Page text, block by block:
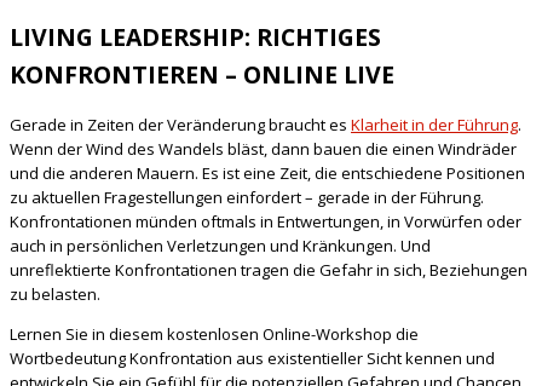
LIVING LEADERSHIP: RICHTIGES
KONFRONTIEREN – ONLINE LIVE
Gerade in Zeiten der Veränderung braucht es Klarheit in der Führung.
Wenn der Wind des Wandels bläst, dann bauen die einen Windräder
und die anderen Mauern. Es ist eine Zeit, die entschiedene Positionen
zu aktuellen Fragestellungen einfordert – gerade in der Führung.
Konfrontationen münden oftmals in Entwertungen, in Vorwürfen oder
auch in persönlichen Verletzungen und Kränkungen. Und
unreflektierte Konfrontationen tragen die Gefahr in sich, Beziehungen
zu belasten.
Lernen Sie in diesem kostenlosen Online-Workshop die
Wortbedeutung Konfrontation aus existentieller Sicht kennen und